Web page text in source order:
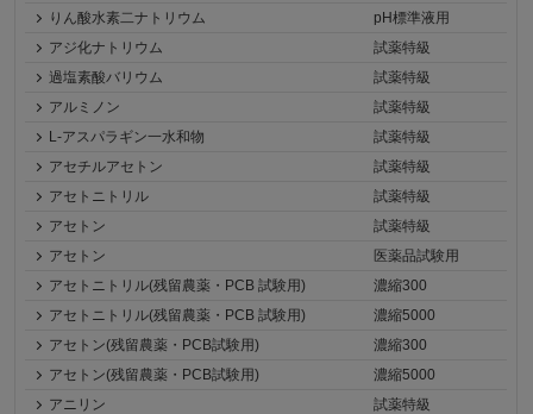
りん酸水素二ナトリウム
pH標準液用
アジ化ナトリウム
試薬特級
過塩素酸バリウム
試薬特級
アルミノン
試薬特級
L-アスパラギン一水和物
試薬特級
アセチルアセトン
試薬特級
アセトニトリル
試薬特級
アセトン
試薬特級
アセトン
医薬品試験用
アセトニトリル(残留農薬・PCB 試験用)
濃縮300
アセトニトリル(残留農薬・PCB 試験用)
濃縮5000
アセトン(残留農薬・PCB試験用)
濃縮300
アセトン(残留農薬・PCB試験用)
濃縮5000
アニリン
試薬特級